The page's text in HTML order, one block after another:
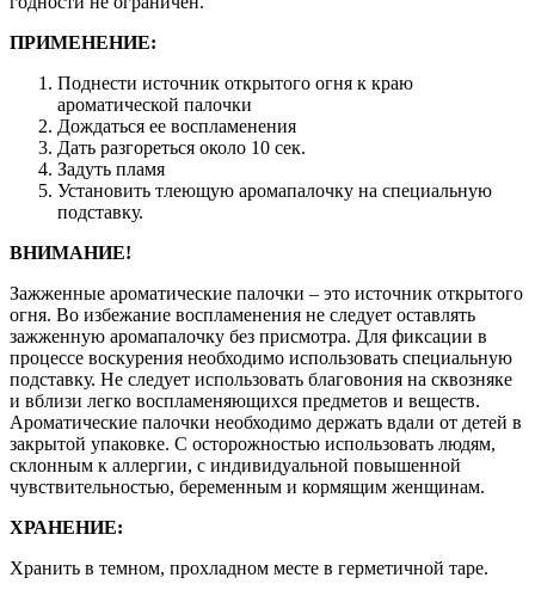
ПРИМЕНЕНИЕ:
Поднести источник открытого огня к краю
ароматической палочки
Дождаться ее воспламенения
Дать разгореться около 10 сек.
Задуть пламя
Установить тлеющую аромапалочку на специальную
подставку.
ВНИМАНИЕ!
Зажженные ароматические палочки – это источник открытого
огня. Во избежание воспламенения не следует оставлять
зажженную аромапалочку без присмотра. Для фиксации в
процессе воскурения необходимо использовать специальную
подставку. Не следует использовать благовония на сквозняке
и вблизи легко воспламеняющихся предметов и веществ.
Ароматические палочки необходимо держать вдали от детей в
закрытой упаковке. С осторожностью использовать людям,
склонным к аллергии, с индивидуальной повышенной
чувствительностью, беременным и кормящим женщинам.
ХРАНЕНИЕ:
Хранить в темном, прохладном месте в герметичной таре.